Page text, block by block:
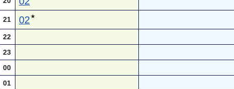
21 02 ★
22
23
00
01